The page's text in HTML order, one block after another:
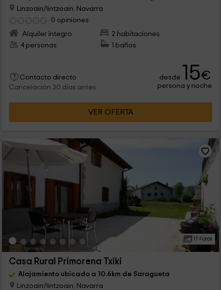
Linzoain/lintzoain, Navarra
0 opiniones
Alquiler íntegro
2 habitaciones
4 personas
1 baños
Contacto directo
Cancelación 30 días antes
desde 15€
persona y noche
VER OFERTA
17 Fotos
Casa Rural Primorena Txiki
Alojamiento ubicado a 10.6km de Saragueta
Linzoain/lintzoain, Navarra